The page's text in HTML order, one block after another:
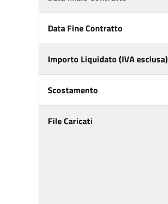
Data Fine Contratto
Importo Liquidato (IVA esclusa)
Scostamento
File Caricati